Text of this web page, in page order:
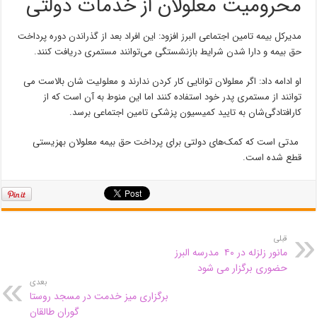
محرومیت معلولان از خدمات دولتی
مدیرکل بیمه تامین اجتماعی البرز افزود: این افراد بعد از گذراندن دوره پرداخت
حق بیمه و دارا شدن شرایط بازنشستگی می‌توانند مستمری دریافت کنند.
او ادامه داد: اگر معلولان توانایی کار کردن ندارند و معلولیت شان بالاست می
توانند از مستمری پدر خود استفاده کنند اما این منوط به آن است که از
کارافتادگی‌شان به تایید کمیسیون پزشکی تامین اجتماعی برسد.
مدتی است که کمک‌های دولتی برای پرداخت حق بیمه معلولان بهزیستی
قطع شده است.
قبلی
مانور زلزله در ۴۰ مدرسه البرز
حضوری برگزار می شود
بعدی
برگزاری میز خدمت در مسجد روستا
گوران طالقان